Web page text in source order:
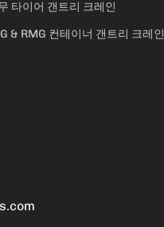
타이어 갠트리 크레인
& RMG 컨테이너 갠트리 크레인